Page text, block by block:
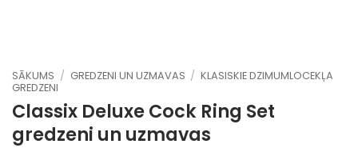
SĀKUMS / GREDZENI UN UZMAVAS / KLASISKIE DZIMUMLOCEKĻA
GREDZENI
Classix Deluxe Cock Ring Set
gredzeni un uzmavas